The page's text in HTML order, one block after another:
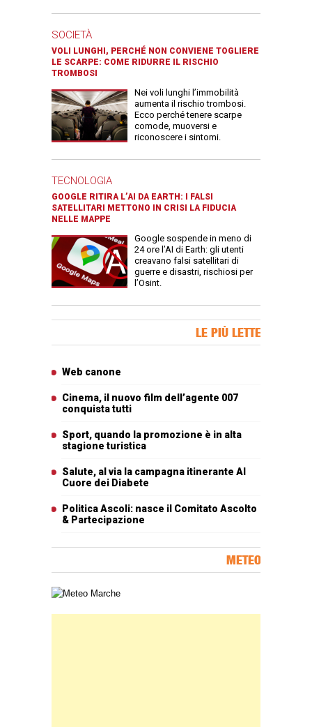
SOCIETÀ
VOLI LUNGHI, PERCHÉ NON CONVIENE TOGLIERE
LE SCARPE: COME RIDURRE IL RISCHIO
TROMBOSI
Nei voli lunghi l’immobilità
aumenta il rischio trombosi.
Ecco perché tenere scarpe
comode, muoversi e
riconoscere i sintomi.
TECNOLOGIA
GOOGLE RITIRA L’AI DA EARTH: I FALSI
SATELLITARI METTONO IN CRISI LA FIDUCIA
NELLE MAPPE
Google sospende in meno di
24 ore l’AI di Earth: gli utenti
creavano falsi satellitari di
guerre e disastri, rischiosi per
l’Osint.
LE PIÙ LETTE
Web canone
Cinema, il nuovo film dell’agente 007
conquista tutti
Sport, quando la promozione è in alta
stagione turistica
Salute, al via la campagna itinerante Al
Cuore dei Diabete
Politica Ascoli: nasce il Comitato Ascolto
& Partecipazione
METEO
Carta meteorologica delle Marche